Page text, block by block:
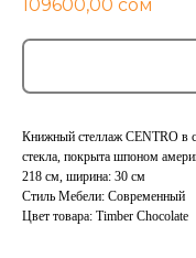
109600,00 сом
Книжный стеллаж CENTRO в
стекла, покрыта шпоном
218 см, ширина: 30 см
Стиль Мебели: Современный
Цвет товара: Timber Chocolate